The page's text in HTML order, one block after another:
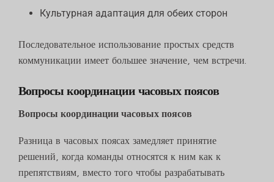
Культурная адаптация для обеих сторон
Последовательное использование простых средств
коммуникации имеет большее значение, чем встречи.
Вопросы координации часовых поясов
Вопросы координации часовых поясов
Разница в часовых поясах замедляет принятие
решений, когда команды относятся к ним как к
препятствиям, вместо того чтобы разрабатывать